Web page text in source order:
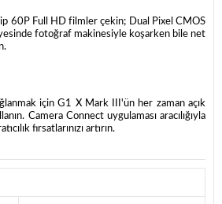
60P Full HD filmler çekin; Dual Pixel CMOS
fotoğraf makinesiyle koşarken bile net
için G1 X Mark III'ün her zaman açık
Camera Connect uygulaması aracılığıyla
fırsatlarınızı artırın.